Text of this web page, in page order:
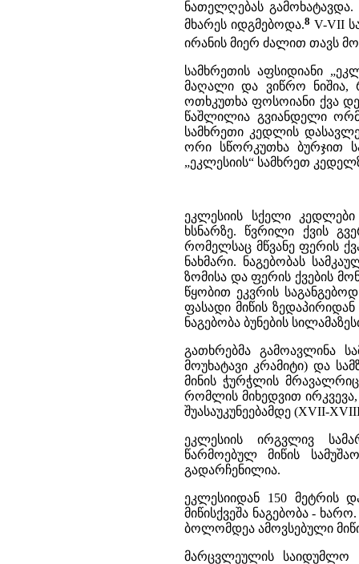
ნათელღებას
მხარეს იდგმებოდა.8 V-VII
ირანის მიერ ძალით თავს
სამხრეთის აფსიდიანი
მაღალი და ვიწრო
ოთხკუთხა ფოსოიანი ქვა
წაშლილია გვიანდელი
სამხრეთი კედლის
ორი სწორკუთხა ბურჯით
„ეკლესიის“ სამხრეთ
ეკლესიის სქელი კედლები
ხსნარზე. წვრილი ქვის
რომელსაც მწვანე ფერის
ნახმარი. ნაგებობას
ზომისა და ფერის ქვების
წყობით ეკვრის
ფასადი მიწის
ნაგებობა ბუნების
გათხრებმა გამოავლინა
მოუხატავი კრამიტი) და
მინის ჭურჭლის
რომლის მიხედვით
შუასაუკუნეებამდე (XVII-
ეკლესიის ირგვლივ
წარმოებულ მიწის
გადარჩენილია.
ეკლესიიდან 150 მეტრის
მიწისქვეშა ნაგებობა -
ბოლომდეა ამოვსებული
მარცვლეულის საიდუმლო